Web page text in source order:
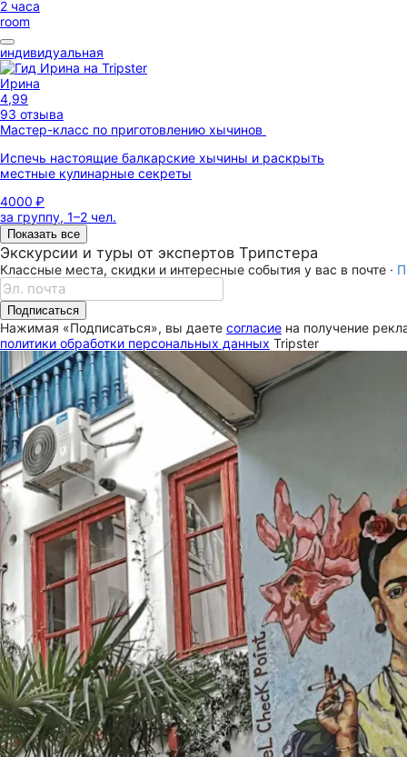
2 часа
room
индивидуальная
Ирина
4,99
93 отзыва
Мастер-класс по приготовлению хычинов
Испечь настоящие балкарские хычины и раскрыть
местные кулинарные секреты
4000 ₽
за группу, 1–2 чел.
Показать все
Экскурсии и туры от экспертов Трипстера
Классные места, скидки и интересные события у вас в почте ·
Подписаться
Нажимая «Подписаться», вы даете согласие на получение
политики обработки персональных данных Tripster